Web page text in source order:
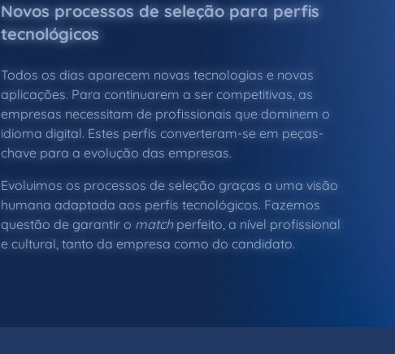
Novos processos de seleção para perfis
tecnológicos
Todos os dias aparecem novas tecnologias e novas
aplicações. Para continuarem a ser competitivas, as
empresas necessitam de profissionais que dominem o
idioma digital. Estes perfis converteram-se em peças-
chave para a evolução das empresas.
Evoluimos os processos de seleção graças a uma visão
humana adaptada aos perfis tecnológicos. Fazemos
questão de garantir o matchperfeito, a nível profissional
e cultural, tanto da empresa como do candidato.